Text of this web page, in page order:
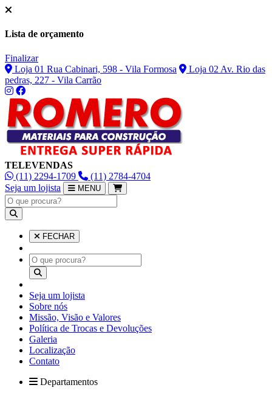
Lista de orçamento
Finalizar
Loja 01 Rua Cabinari, 598 - Vila Formosa
Loja 02 Av. Rio das
pedras, 227 - Vila Carrão
TELEVENDAS
(11) 2294-1709
(11) 2784-4704
Seja um lojista
MENU
FECHAR
Seja um lojista
Sobre nós
Missão, Visão e Valores
Política de Trocas e Devoluções
Galeria
Localização
Contato
Departamentos